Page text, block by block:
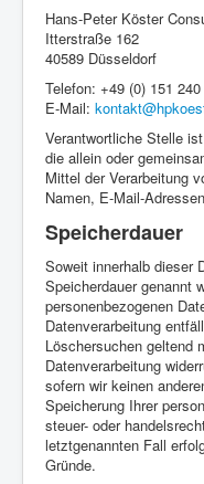
Hans-Peter Köster
Itterstraße 162
40589 Düsseldorf
Telefon: +49 (0) 151 240
E-Mail:
Verantwortliche Stelle
die allein oder
Mittel der Verarbeitung
Namen, E-Mail-
Speicherdauer
Soweit innerhalb dieser
Speicherdauer genannt
personenbezogenen
Datenverarbeitung
Löschersuchen geltend
Datenverarbeitung
sofern wir keinen
Speicherung Ihrer
steuer- oder
letztgenannten Fall
Gründe.